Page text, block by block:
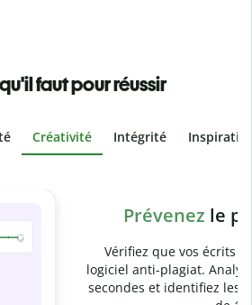
faut pour réussir
Créativité Intégrité